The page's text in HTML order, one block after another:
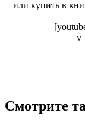
или купить в
Смотрите